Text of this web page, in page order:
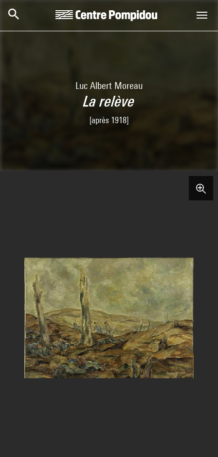
Luc Albert Moreau
La relève
[après 1918]